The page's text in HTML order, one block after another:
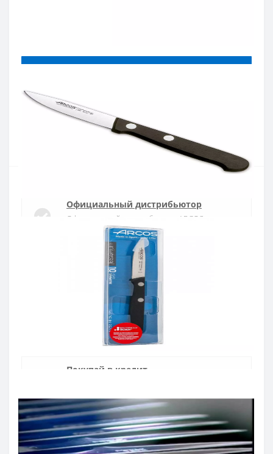
Купить в один клик
Введите номер телефона и мы перезвоним
Основные характеристики Все характеристики
Официальный дистрибьютор
Официальный дистрибьютор ARCOS в
Быстрая доставка
Доставка в течении 1-3 дней по Украине
Гарантия качества
10 лет гарантия на ножи
Покупай в кредит